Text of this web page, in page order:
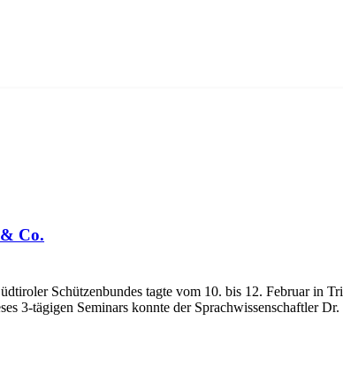
Co.
Schützenbundes tagte vom 10. bis 12. Februar in
3-tägigen Seminars konnte der Sprachwissenschaftler